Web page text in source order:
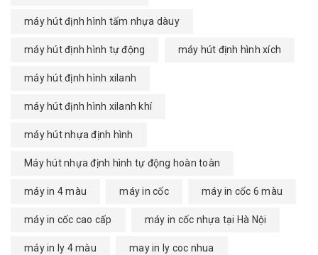
máy hút định hình tấm nhựa dàuy
máy hút định hình tự động máy hút định hình xích
máy hút định hình xilanh
máy hút định hình xilanh khí
máy hút nhựa định hình
Máy hút nhựa định hình tự động hoàn toàn
máy in 4 màu máy in cốc máy in cốc 6 màu
máy in cốc cao cấp máy in cốc nhựa tại Hà Nội
máy in ly 4 màu may in ly coc nhua